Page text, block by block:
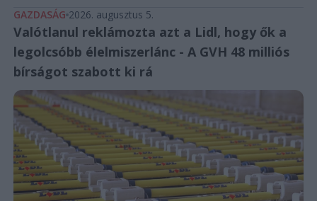
GAZDASÁG 2026. augusztus 5.
Valótlanul reklámozta azt a Lidl, hogy ők a
legolcsóbb élelmiszerlánc - A GVH 48 milliós
bírságot szabott ki rá